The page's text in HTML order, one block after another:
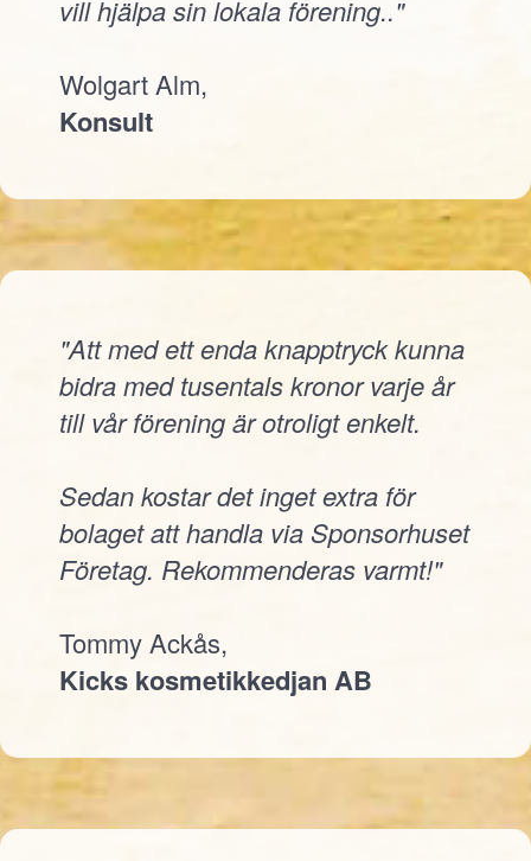
vill hjälpa sin lokala förening.."
Wolgart Alm,
Konsult
"Att med ett enda knapptryck kunna
bidra med tusentals kronor varje år
till vår förening är otroligt enkelt.
Sedan kostar det inget extra för
bolaget att handla via Sponsorhuset
Företag. Rekommenderas varmt!"
Tommy Ackås,
Kicks kosmetikkedjan AB